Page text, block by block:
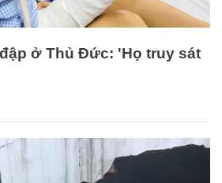
ở Thủ Đức: 'Họ truy sát